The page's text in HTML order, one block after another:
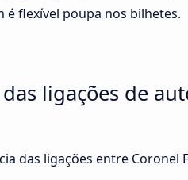
é flexível poupa nos bilhetes.
ligações de
das ligações entre Coronel